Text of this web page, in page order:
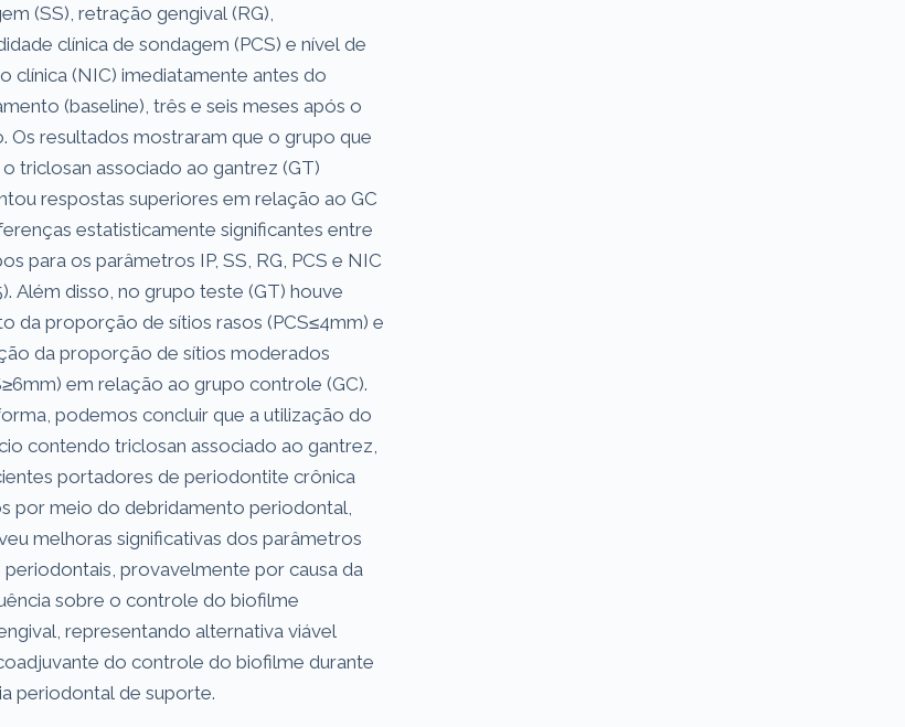
(SS), retração gengival (RG),
clínica de sondagem (PCS) e nível de
clínica (NIC) imediatamente antes do
(baseline), três e seis meses após o
Os resultados mostraram que o grupo que
triclosan associado ao gantrez (GT)
respostas superiores em relação ao GC
estatisticamente significantes entre
para os parâmetros IP, SS, RG, PCS e NIC
Além disso, no grupo teste (GT) houve
da proporção de sítios rasos (PCS≤4mm) e
da proporção de sítios moderados
em relação ao grupo controle (GC).
podemos concluir que a utilização do
contendo triclosan associado ao gantrez,
portadores de periodontite crônica
por meio do debridamento periodontal,
melhoras significativas dos parâmetros
periodontais, provavelmente por causa da
sobre o controle do biofilme
representando alternativa viável
do controle do biofilme durante
periodontal de suporte.